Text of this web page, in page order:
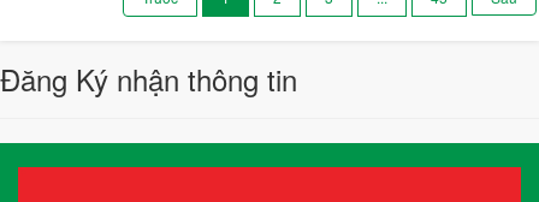
Đăng Ký nhận thông tin